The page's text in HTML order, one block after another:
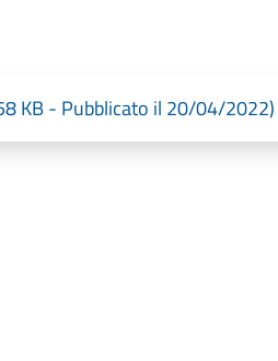
KB - Pubblicato il 20/04/2022)